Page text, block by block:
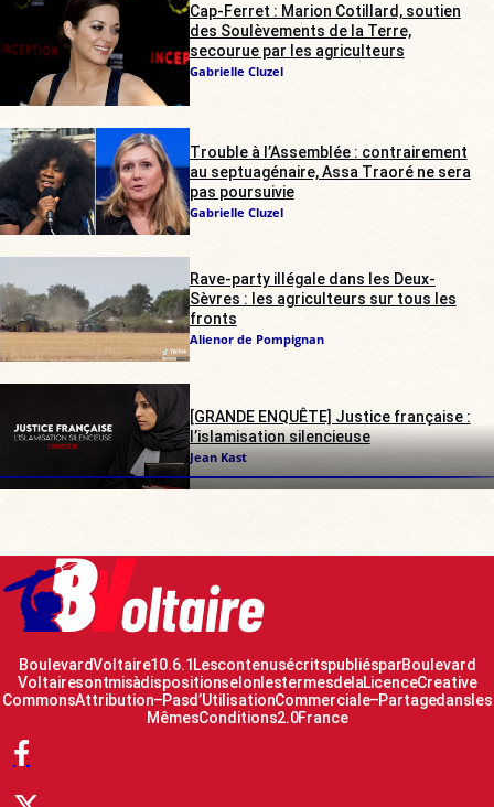
Cap-Ferret : Marion Cotillard, soutien
des Soulèvements de la Terre,
secourue par les agriculteurs
Gabrielle Cluzel
Trouble à l’Assemblée : contrairement
au septuagénaire, Assa Traoré ne sera
pas poursuivie
Gabrielle Cluzel
Rave-party illégale dans les Deux-
Sèvres : les agriculteurs sur tous les
fronts
Alienor de Pompignan
[GRANDE ENQUÊTE] Justice française :
l’islamisation silencieuse
Jean Kast
Boulevard Voltaire 10.6.1 Les contenus écrits publiés par Boulevard
Voltaire sont mis à disposition selon les termes de la Licence Creative
Commons Attribution – Pas d’Utilisation Commerciale – Partage dans les
Mêmes Conditions 2.0 France